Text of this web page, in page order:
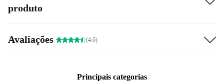
produto
Avaliações (4.6)
Principais categorias